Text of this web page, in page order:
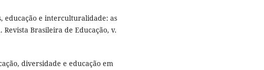
educação e interculturalidade: as
Brasileira de Educação, v.
diversidade e educação em